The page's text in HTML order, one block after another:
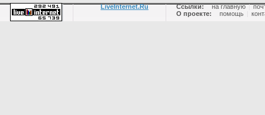
LiveInternet.Ru Ссылки: на главную |
О проекте:
помощь